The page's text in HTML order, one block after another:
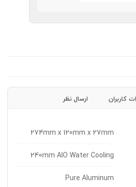
کاربران ارسال نظر
274mm x 120mm x 27mm
240mm AIO Water Cooling
Pure Aluminum